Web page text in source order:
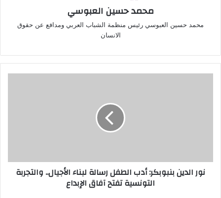
محمد حسين العبوسي
محمد حسين العبوسي رئيس منظمة الشباب العربي ومدافع عن حقوق
الانسان
والتجربة
التونسية
نور الدين بنبوبكر: أدب الطفل رسالة لبناء الأجيال.. والتجربة
التونسية تفتح آفاق الإبداع